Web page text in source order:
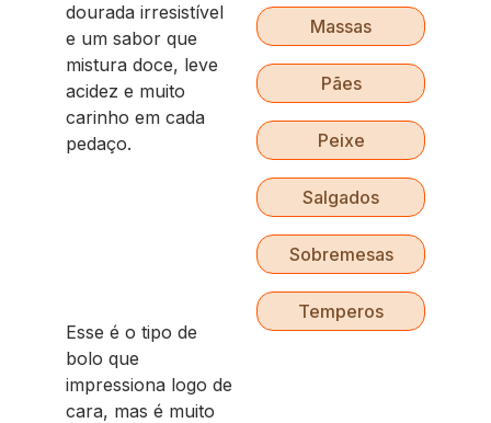
dourada irresistível
e um sabor que
mistura doce, leve
acidez e muito
carinho em cada
pedaço.
Esse é o tipo de
bolo que
impressiona logo de
cara, mas é muito
Massas
Pães
Peixe
Salgados
Sobremesas
Temperos